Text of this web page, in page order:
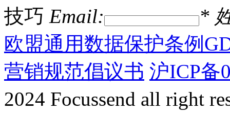
技巧 Email: *
欧盟通用数据保护条例
营销规范倡议书 沪ICP备
2024 Focussend all right